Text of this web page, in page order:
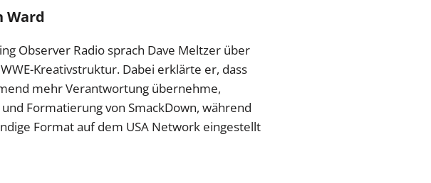
Ward
Observer Radio sprach Dave Meltzer über
Kreativstruktur. Dabei erklärte er, dass
mehr Verantwortung übernehme,
Formatierung von SmackDown, während
Format auf dem USA Network eingestellt